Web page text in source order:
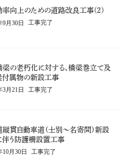
率向上のための道路改良工事(2)
9月30日
工事完了
梁の老朽化に対する、橋梁巻立て及
付属物の新設工事
3月21日
工事完了
貫自動車道（士別～名寄間）新設
伴う防護柵設置工事
10月30日
工事完了
現場代理人
土木部
越後 卓
互通行での施工を行いました。
なので、特に安全に配慮して工
る事ができました。